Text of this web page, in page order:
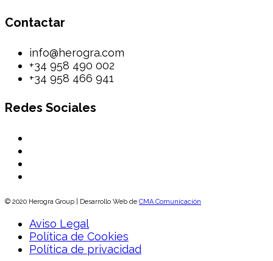
Contactar
info@herogra.com
+34 958 490 002
+34 958 466 941
Redes Sociales
© 2020 Herogra Group | Desarrollo Web de CMA Comunicación
Aviso Legal
Política de Cookies
Política de privacidad